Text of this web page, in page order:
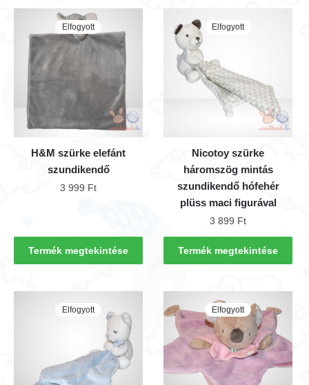
Elfogyott
H&M szürke elefánt
szundikendő
3 999 Ft
Termék megtekintése
Elfogyott
Nicotoy szürke
háromszög mintás
szundikendő hófehér
plüss maci figurával
3 899 Ft
Termék megtekintése
Elfogyott Elfogyott